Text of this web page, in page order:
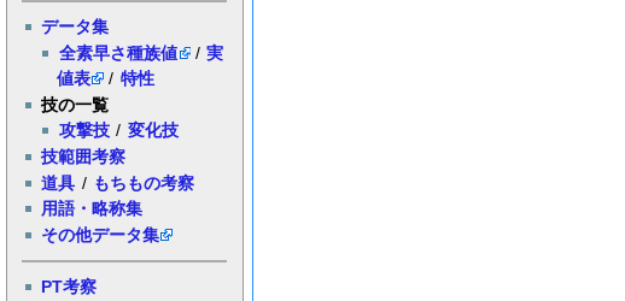
データ集
全素早さ種族値
/ 実
値表
/ 特性
技の一覧
攻撃技 / 変化技
技範囲考察
道具 / もちもの考察
用語・略称集
その他データ集
PT考察